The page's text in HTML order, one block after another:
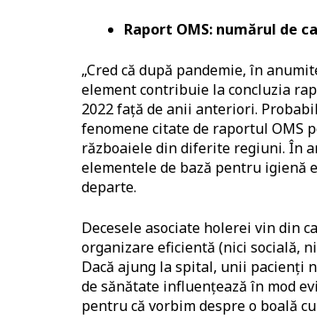
Raport OMS: numărul de
„Cred că după pandemie, în
element contribuie la concluzia
2022 față de anii anteriori.
fenomene citate de raportul OMS
războaiele din diferite regiuni. În
elementele de bază pentru igienă
departe.
Decesele asociate holerei vin din
organizare eficientă (nici socială,
Dacă ajung la spital, unii pacienți
de sănătate influențează în mod
pentru că vorbim despre o boală